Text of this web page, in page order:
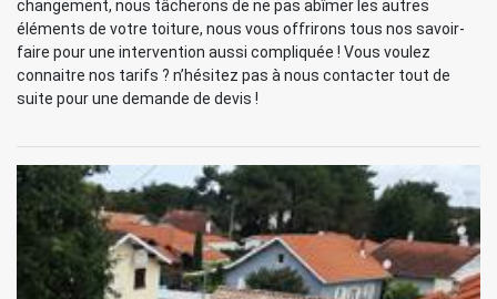
changement, nous tâcherons de ne pas abîmer les autres
éléments de votre toiture, nous vous offrirons tous nos savoir-
faire pour une intervention aussi compliquée ! Vous voulez
connaitre nos tarifs ? n’hésitez pas à nous contacter tout de
suite pour une demande de devis !